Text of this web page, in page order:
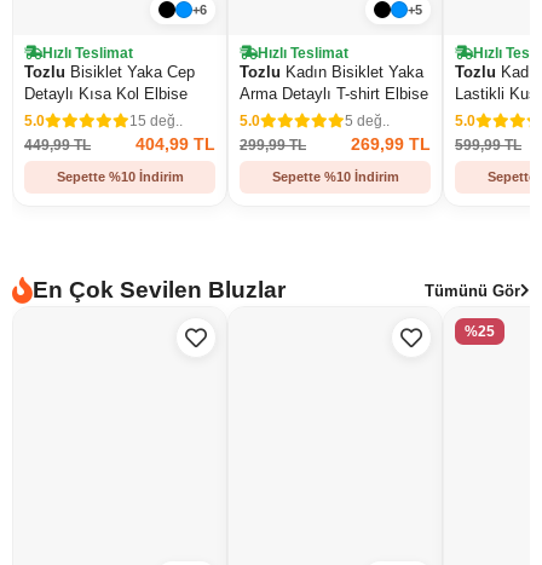
+6
Hızlı Teslimat
Tozlu Bisiklet Yaka Cep
Detaylı Kısa Kol Elbise
5.0
15 değ..
449,99 TL
404,99 TL
Sepette %10 İndirim
+5
Hızlı Teslimat
Tozlu Kadın Bisiklet Yaka
Arma Detaylı T-shirt Elbise
5.0
5 değ..
299,99 TL
269,99 TL
Sepette %10 İndirim
Hızlı
Tozlu
Lastikli
5.0
599,99 TL
Sepette
En Çok Sevilen Bluzlar Tümünü Gör
%25